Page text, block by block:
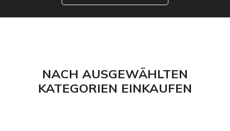
NACH AUSGEWÄHLTEN
KATEGORIEN EINKAUFEN